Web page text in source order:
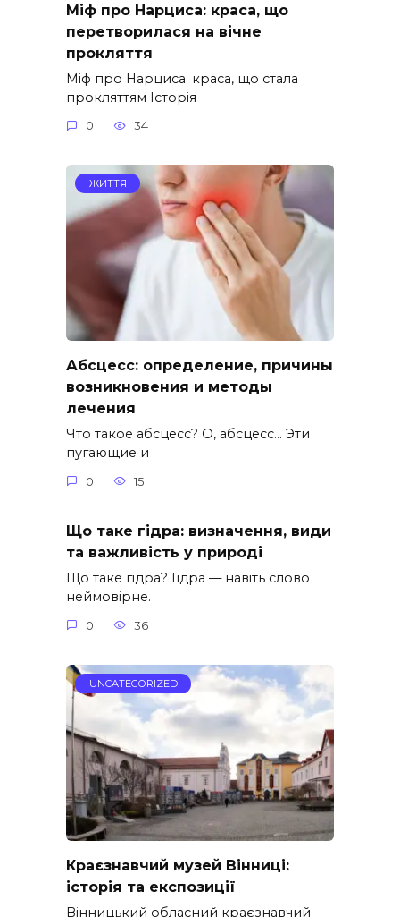
Міф про Нарциса: краса, що
перетворилася на вічне
прокляття
Міф про Нарциса: краса, що стала
прокляттям Історія
0 34
ЖИТТЯ
Абсцесс: определение, причины
возникновения и методы
лечения
Что такое абсцесс? О, абсцесс… Эти
пугающие и
0 15
Що таке гідра: визначення, види
та важливість у природі
Що таке гідра? Гідра — навіть слово
неймовірне.
0 36
UNCATEGORIZED
Краєзнавчий музей Вінниці:
історія та експозиції
Вінницький обласний краєзнавчий